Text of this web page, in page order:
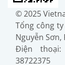
© 2025
Tổng công ty
Nguyễn
Điện thoại:
38722375